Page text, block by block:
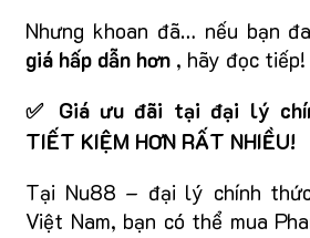
Nhưng khoan đã… nếu bạn
giá hấp dẫn hơn , hãy đọc tiếp!
✅ Giá ưu đãi tại đại lý
TIẾT KIỆM HƠN RẤT NHIỀU!
Tại Nu88 – đại lý chính
Việt Nam, bạn có thể mua